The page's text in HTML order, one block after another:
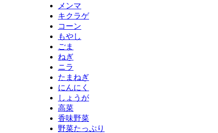
メンマ
キクラゲ
コーン
もやし
ごま
ねぎ
ニラ
たまねぎ
にんにく
しょうが
高菜
香味野菜
野菜たっぷり